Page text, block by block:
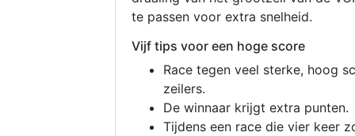
te passen voor extra snelheid.
Vijf tips voor een hoge score
Race tegen veel sterke, hoog
zeilers.
De winnaar krijgt extra punten.
Tijdens een race die vier keer